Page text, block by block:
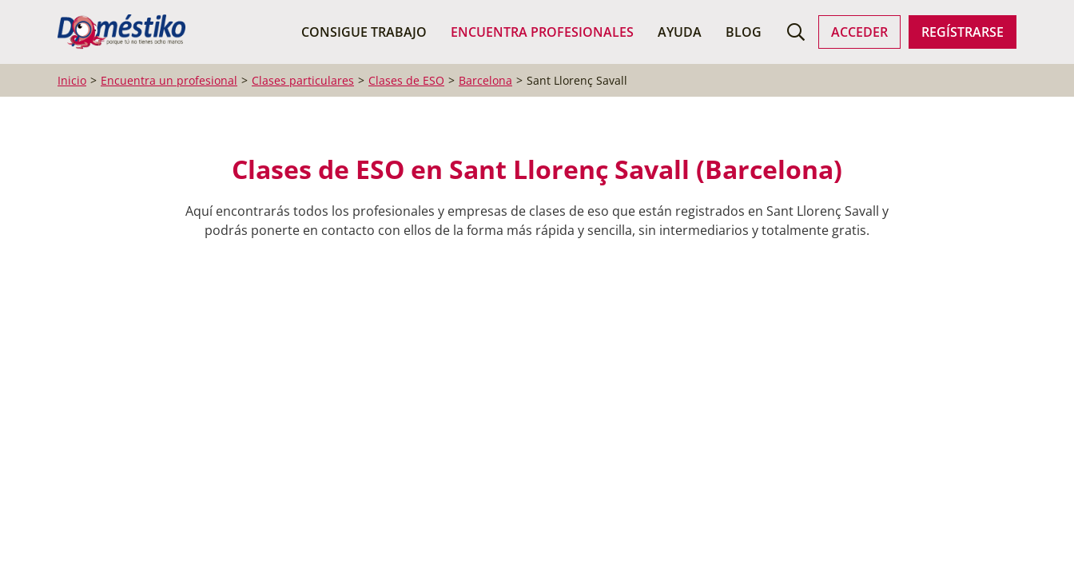
CONSIGUE TRABAJO ENCUENTRA PROFESIONALES AYUDA BLOG ACCEDER REGÍSTRARSE
BUSCAR PROFESIONALES
Inicio Encuentra un profesional Clases particulares Clases de ESO Barcelona Sant Llorenç Savall
Clases de ESO en Sant Llorenç Savall (Barcelona)
Aquí encontrarás todos los profesionales y empresas de clases de eso que están registrados en Sant Llorenç Savall y
podrás ponerte en contacto con ellos de la forma más rápida y sencilla, sin intermediarios y totalmente gratis.